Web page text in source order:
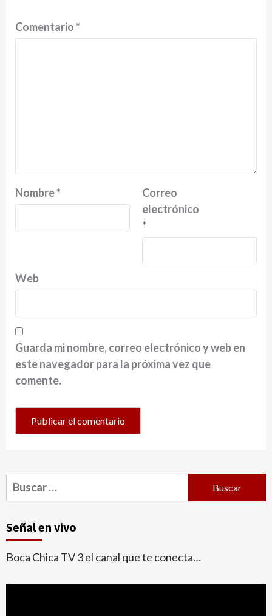
Comentario*
Nombre*
Correo
electrónico
*
Web
Guarda mi nombre, correo electrónico y web en
este navegador para la próxima vez que
comente.
Buscar:
Señal en vivo
Boca Chica TV 3 el canal que te conecta…